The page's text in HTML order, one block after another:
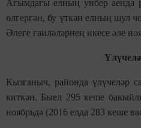
Агымдагы елның унбер аенда
өлгергән, бу үткән елның шул
Әлеге гаиләләрнең икесе әле
Кызганыч, районда үлүчеләр
киткән. Быел 295 кеше
ноябрьдә (2016 елда 283 кеше